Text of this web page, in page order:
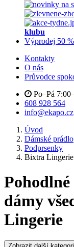
klubu
Výprodej 50 %
Kontakty
O nás
Průvodce
Po–Pá
608 928 564
info@ekapo.cz
Úvod
Dámské prádlo
Podprsenky
Bixtra Lingerie
dámy
Lingerie